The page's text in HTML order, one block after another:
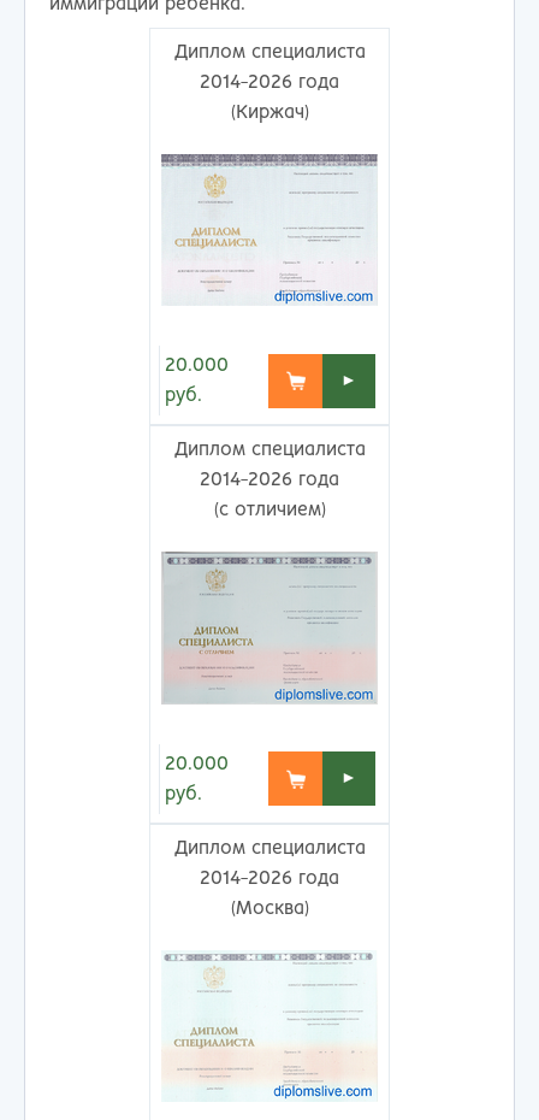
иммиграции ребенка.
Диплом специалиста
2014-2026 года
(Киржач)
20.000
руб.
►
Диплом специалиста
2014-2026 года
(с отличием)
20.000
руб.
►
Диплом специалиста
2014-2026 года
(Москва)